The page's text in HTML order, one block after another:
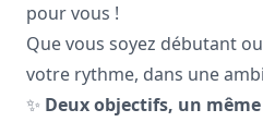
pour vous !
Que vous soyez débutant
votre rythme, dans une
✨ Deux objectifs, un